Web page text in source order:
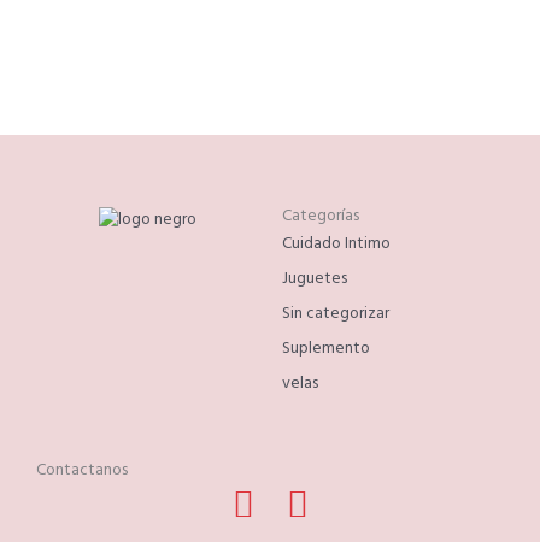
Categorías
Cuidado Intimo
Juguetes
Sin categorizar
Suplemento
velas
Contactanos Facebook
Instagram
Phone-Whatsapp